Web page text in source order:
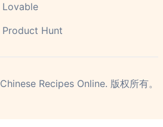
Lovable
Product Hunt
Chinese Recipes Online. 版权所有。